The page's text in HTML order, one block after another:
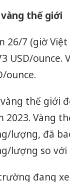
vàng thế giới
26/7 (giờ
USD/ounce.
ounce.
thế giới
2023. Vàng
lượng, đã
lượng so
đang